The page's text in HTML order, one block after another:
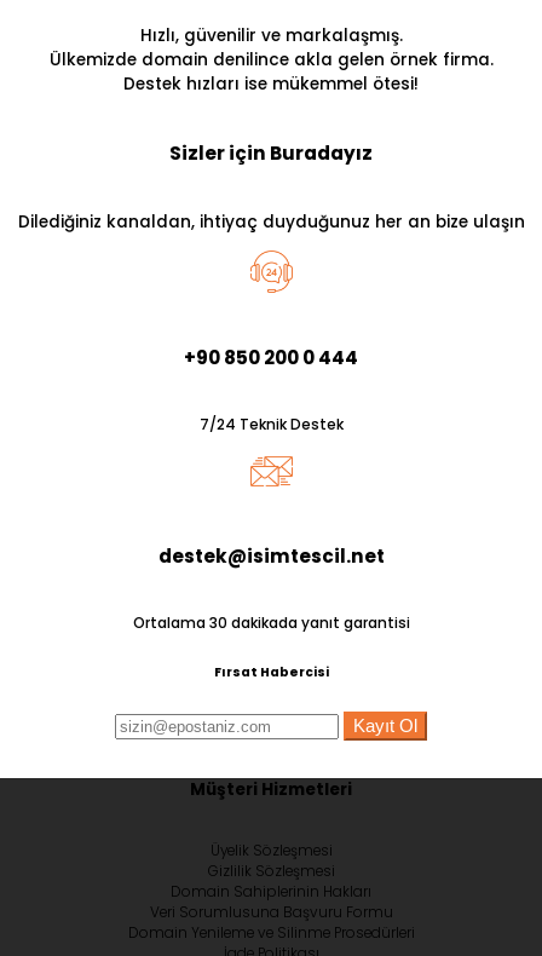
Hızlı, güvenilir ve markalaşmış.
Ülkemizde domain denilince akla gelen örnek firma.
Destek hızları ise mükemmel ötesi!
Sizler için Buradayız
Dilediğiniz kanaldan, ihtiyaç duyduğunuz her an bize ulaşın
+90 850 200 0 444
7/24 Teknik Destek
destek@isimtescil.net
Ortalama 30 dakikada yanıt garantisi
Fırsat Habercisi
Kayıt Ol
Müşteri Hizmetleri
Üyelik Sözleşmesi
Gizlilik Sözleşmesi
Domain Sahiplerinin Hakları
Veri Sorumlusuna Başvuru Formu
Domain Yenileme ve Silinme Prosedürleri